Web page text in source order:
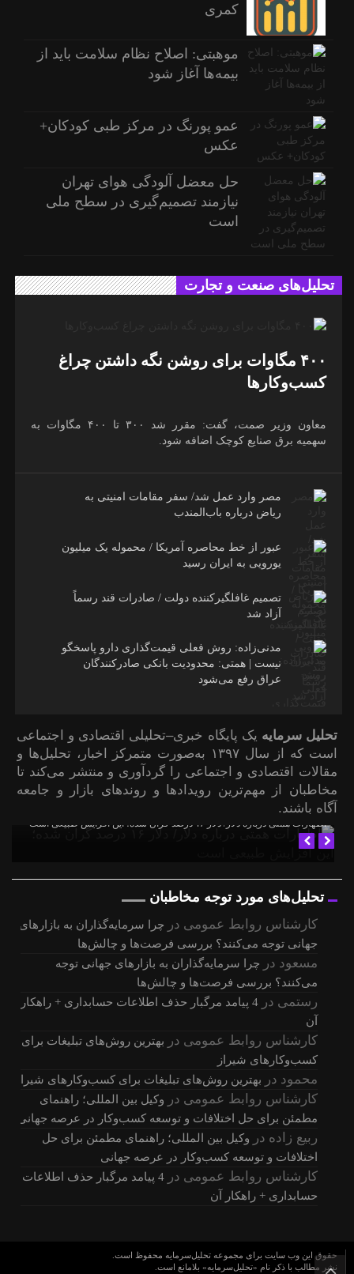
کمری
موهبتی: اصلاح نظام سلامت باید از
بیمه‌ها آغاز شود
عمو پورنگ در مرکز طبی کودکان+
عکس
حل معضل آلودگی هوای تهران
نیازمند تصمیم‌گیری در سطح ملی
است
تحلیل‌های صنعت و تجارت
۴۰۰ مگاوات برای روشن نگه داشتن چراغ
کسب‌وکار‌ها
معاون وزیر صمت، گفت: مقرر شد ۳۰۰ تا ۴۰۰ مگاوات به
سهمیه برق صنایع کوچک اضافه شود.
مصر وارد عمل شد/ سفر مقامات امنیتی به
ریاض درباره باب‌المندب
عبور از خط محاصره آمریکا / محموله یک میلیون
یورویی به ایران رسید
تصمیم غافلگیرکننده دولت / صادرات قند رسماً
آزاد شد
مدنی‌زاده: روش فعلی قیمت‌گذاری دارو پاسخگو
نیست | همتی: محدودیت بانکی صادرکنندگان
عراق رفع می‌شود
تحلیل سرمایه یک پایگاه خبری–تحلیلی اقتصادی و اجتماعی
است که از سال ۱۳۹۷ به‌صورت متمرکز اخبار، تحلیل‌ها و
مقالات اقتصادی و اجتماعی را گردآوری و منتشر می‌کند تا
مخاطبان از مهم‌ترین رویدادها و روندهای بازار و جامعه
آگاه باشند.
اظهارات همتی درباره دلار/ دلار ۱۶ درصد گران شده؛ این افزایش طبیعی است
تحلیل‌های مورد توجه مخاطبان
کارشناس روابط عمومی در
چرا سرمایه‌گذاران به بازارهای
جهانی توجه می‌کنند؟ بررسی فرصت‌ها و چالش‌ها
مسعود در
چرا سرمایه‌گذاران به بازارهای جهانی توجه
می‌کنند؟ بررسی فرصت‌ها و چالش‌ها
رستمی در
4 پیامد مرگبار حذف اطلاعات حسابداری + راهکار
آن
کارشناس روابط عمومی در
بهترین روش‌های تبلیغات برای
کسب‌وکارهای شیراز
محمود در بهترین روش‌های تبلیغات برای کسب‌وکارهای شیراز
کارشناس روابط عمومی در
وکیل بین المللی؛ راهنمای
مطمئن برای حل اختلافات و توسعه کسب‌وکار در عرصه جهانی
ربیع زاده در
وکیل بین المللی؛ راهنمای مطمئن برای حل
اختلافات و توسعه کسب‌وکار در عرصه جهانی
کارشناس روابط عمومی در
4 پیامد مرگبار حذف اطلاعات
حسابداری + راهکار آن
حقوق این وب سایت برای مجموعه تحلیل‌سرمایه محفوظ است.
نشر مطالب با ذکر نام «تحلیل‌سرمایه» بلامانع است.